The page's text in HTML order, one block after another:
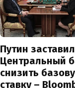
Путин заставил
Центральный
снизить
ставку –